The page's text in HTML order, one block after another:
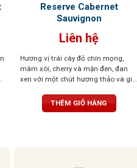
Reserve Cabernet
Sauvignon
Liên hệ
Hương vị trái cây đỏ chín mọng,
mâm xôi, cherry và mận đen, đan
xen với một chút hương thảo và gia
mang lại cảm giác mới mẻ và cuốn
hút mỗi khi thưởng thức
THÊM GIỎ HÀNG